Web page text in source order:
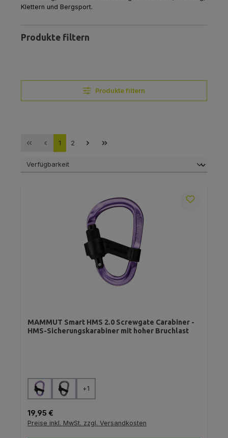
Klettern und Bergsport.
Produkte filtern
Produkte filtern
Seite
1 Seite
2
MAMMUT Smart HMS 2.0 Screwgate Carabiner -
HMS-Sicherungskarabiner mit hoher Bruchlast
Farbe auswählen
+1
Regulärer Preis:
19,95 €
Preise inkl. MwSt. zzgl. Versandkosten